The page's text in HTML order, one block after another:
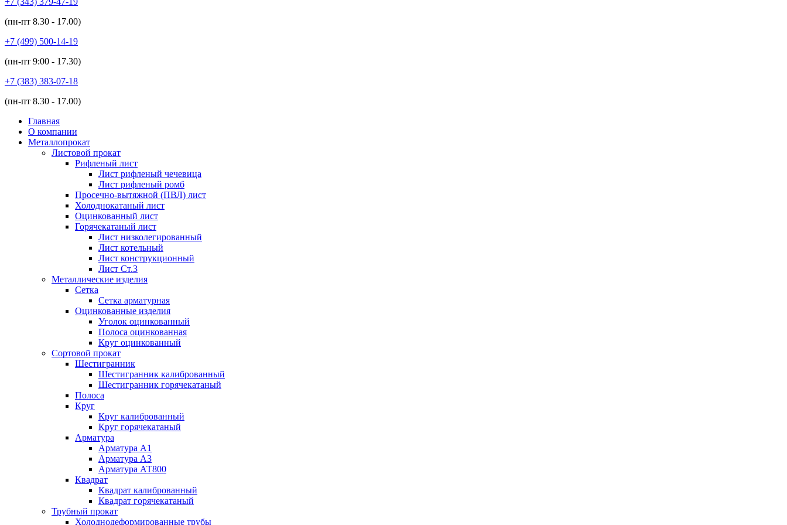
(пн-пт 8.30 - 17.00)
+7 (499) 500-14-19
(пн-пт 9:00 - 17.30)
+7 (383) 383-07-18
(пн-пт 8.30 - 17.00)
Главная
О компании
Металлопрокат
Листовой прокат
Рифленый лист
Лист рифленый чечевица
Лист рифленый ромб
Просечно-вытяжной (ПВЛ) лист
Холоднокатаный лист
Оцинкованный лист
Горячекатаный лист
Лист низколегированный
Лист котельный
Лист конструкционный
Лист Ст.3
Металлические изделия
Сетка
Сетка арматурная
Оцинкованные изделия
Уголок оцинкованный
Полоса оцинкованная
Круг оцинкованный
Сортовой прокат
Шестигранник
Шестигранник калиброванный
Шестигранник горячекатаный
Полоса
Круг
Круг калиброванный
Круг горячекатаный
Арматура
Арматура А1
Арматура А3
Арматура АТ800
Квадрат
Квадрат калиброванный
Квадрат горячекатаный
Трубный прокат
Холоднодеформированные трубы